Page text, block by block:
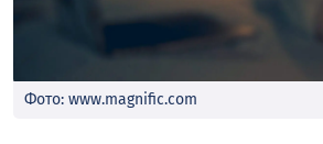
Фото: www.magnific.com